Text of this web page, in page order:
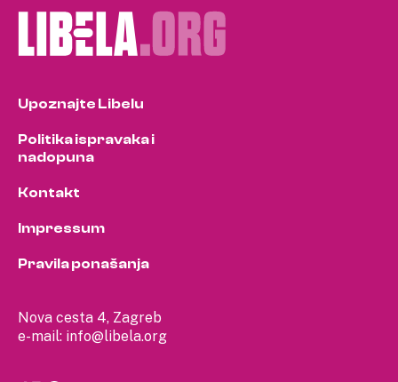
Nova cesta 4, Zagreb
e-mail: info@libela.org
Upoznajte Libelu
Politika ispravaka i
nadopuna
Kontakt
Impressum
Pravila ponašanja